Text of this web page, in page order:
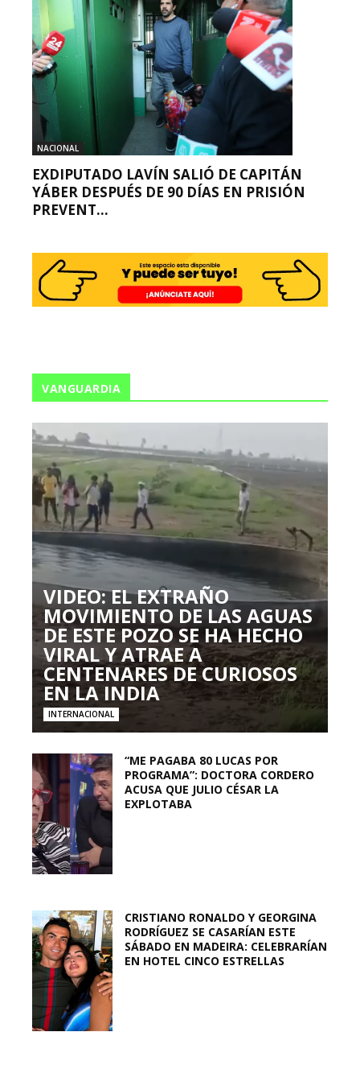
NACIONAL
EXDIPUTADO LAVÍN SALIÓ DE CAPITÁN
YÁBER DESPUÉS DE 90 DÍAS EN PRISIÓN
PREVENT...
VANGUARDIA
VIDEO: EL EXTRAÑO
MOVIMIENTO DE LAS AGUAS
DE ESTE POZO SE HA HECHO
VIRAL Y ATRAE A
CENTENARES DE CURIOSOS
EN LA INDIA
INTERNACIONAL
“ME PAGABA 80 LUCAS POR
PROGRAMA”: DOCTORA CORDERO
ACUSA QUE JULIO CÉSAR LA
EXPLOTABA
CRISTIANO RONALDO Y GEORGINA
RODRÍGUEZ SE CASARÍAN ESTE
SÁBADO EN MADEIRA: CELEBRARÍAN
EN HOTEL CINCO ESTRELLAS